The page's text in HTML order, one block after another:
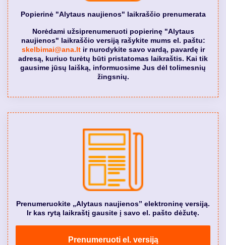
Popierinė "Alytaus naujienos" laikraščio prenumerata
Norėdami užsiprenumeruoti popierinę "Alytaus
naujienos" laikraščio versiją rašykite mums el. paštu:
skelbimai@ana.ltir nurodykite savo vardą, pavardę ir
adresą, kuriuo turėtų būti pristatomas laikraštis. Kai tik
gausime jūsų laišką, informuosime Jus dėl tolimesnių
žingsnių.
Prenumeruokite „Alytaus naujienos” elektroninę versiją.
Ir kas rytą laikraštį gausite į savo el. pašto dėžutę.
Prenumeruoti el. versiją